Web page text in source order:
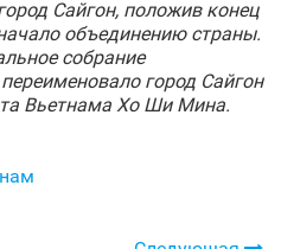
Сайгон, положив конец
объединению страны.
собрание
город Сайгон
Вьетнама Хо Ши Мина.